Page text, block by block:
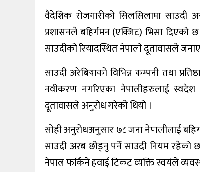
वैदेशिक रोजगारीको सिलसिलामा
प्रशासनले बहिर्गमन (एक्जिट) भिसा दिएको
साउदीको रियादस्थित नेपाली दूतावासले
साउदी अरेबियाको विभिन्न कम्पनी तथा
नवीकरण नगरिएका नेपालीहरुलाई स्वदेश
दूतावासले अनुरोध गरेको थियो ।
सोही अनुरोधअनुसार ७८ जना नेपालीलाई
साउदी अरब छोड्नु पर्ने साउदी नियम रहेको
नेपाल फर्किने हवाई टिकट व्यक्ति स्वयंले